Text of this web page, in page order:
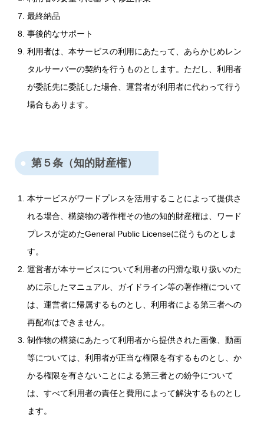
最終納品
事後的なサポート
利用者は、本サービスの利用にあたって、あらかじめレン
タルサーバーの契約を行うものとします。ただし、利用者
が委託先に委託した場合、運営者が利用者に代わって行う
場合もあります。
第５条（知的財産権）
本サービスがワードプレスを活用することによって提供さ
れる場合、構築物の著作権その他の知的財産権は、ワード
プレスが定めたGeneral Public Licenseに従うものとしま
す。
運営者が本サービスについて利用者の円滑な取り扱いのた
めに示したマニュアル、ガイドライン等の著作権について
は、運営者に帰属するものとし、利用者による第三者への
再配布はできません。
制作物の構築にあたって利用者から提供された画像、動画
等については、利用者が正当な権限を有するものとし、か
かる権限を有さないことによる第三者との紛争について
は、すべて利用者の責任と費用によって解決するものとし
ます。